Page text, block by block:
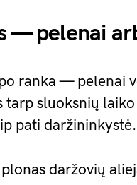
— pelenai
ranka — pelenai
tarp sluoksnių
pati daržininkystė.
daržovių